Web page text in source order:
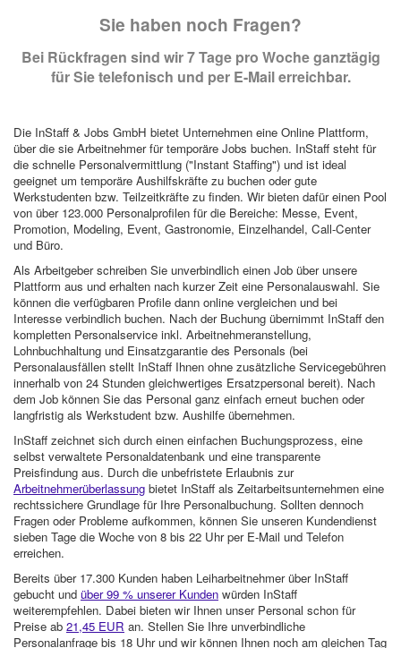
Sie haben noch Fragen?
Bei Rückfragen sind wir 7 Tage pro Woche ganztägig
für Sie telefonisch und per E-Mail erreichbar.
Die InStaff & Jobs GmbH bietet Unternehmen eine Online Plattform,
über die sie Arbeitnehmer für temporäre Jobs buchen. InStaff steht für
die schnelle Personalvermittlung ("Instant Staffing") und ist ideal
geeignet um temporäre Aushilfskräfte zu buchen oder gute
Werkstudenten bzw. Teilzeitkräfte zu finden. Wir bieten dafür einen Pool
von über 123.000 Personalprofilen für die Bereiche: Messe, Event,
Promotion, Modeling, Event, Gastronomie, Einzelhandel, Call-Center
und Büro.
Als Arbeitgeber schreiben Sie unverbindlich einen Job über unsere
Plattform aus und erhalten nach kurzer Zeit eine Personalauswahl. Sie
können die verfügbaren Profile dann online vergleichen und bei
Interesse verbindlich buchen. Nach der Buchung übernimmt InStaff den
kompletten Personalservice inkl. Arbeitnehmeranstellung,
Lohnbuchhaltung und Einsatzgarantie des Personals (bei
Personalausfällen stellt InStaff Ihnen ohne zusätzliche Servicegebühren
innerhalb von 24 Stunden gleichwertiges Ersatzpersonal bereit). Nach
dem Job können Sie das Personal ganz einfach erneut buchen oder
langfristig als Werkstudent bzw. Aushilfe übernehmen.
InStaff zeichnet sich durch einen einfachen Buchungsprozess, eine
selbst verwaltete Personaldatenbank und eine transparente
Preisfindung aus. Durch die unbefristete Erlaubnis zur
Arbeitnehmerüberlassung bietet InStaff als Zeitarbeitsunternehmen eine
rechtssichere Grundlage für Ihre Personalbuchung. Sollten dennoch
Fragen oder Probleme aufkommen, können Sie unseren Kundendienst
sieben Tage die Woche von 8 bis 22 Uhr per E-Mail und Telefon
erreichen.
Bereits über 17.300 Kunden haben Leiharbeitnehmer über InStaff
gebucht und über 99 % unserer Kunden würden InStaff
weiterempfehlen. Dabei bieten wir Ihnen unser Personal schon für
Preise ab 21,45 EUR an. Stellen Sie Ihre unverbindliche
Personalanfrage bis 18 Uhr und wir können Ihnen noch am gleichen Tag